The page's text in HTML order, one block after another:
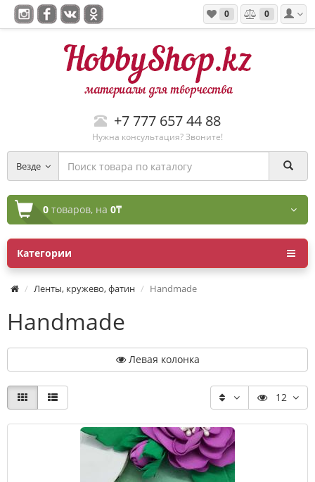
0 0
+7 777 657 44 88
Нужна консультация? Звоните!
Везде
0 товаров, на 0₸
Категории
Ленты, кружево, фатин Handmade
Handmade
Левая колонка
12